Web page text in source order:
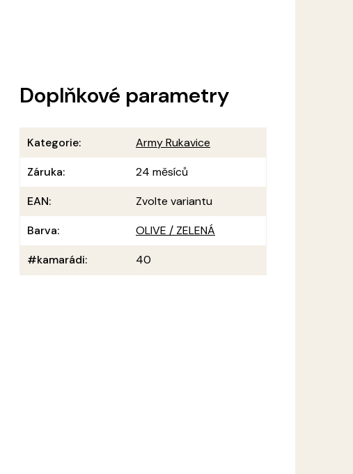
Doplňkové parametry
Kategorie:
Army Rukavice
Záruka:
24 měsíců
EAN:
Zvolte variantu
Barva:
OLIVE / ZELENÁ
#kamarádi: 40